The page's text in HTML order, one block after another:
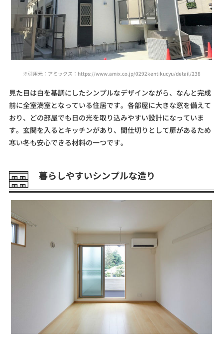
※引用元：アミックス：https://www.amix.co.jp/0292kentikucyu/detail/238
見た目は白を基調にしたシンプルなデザインながら、なんと完成
前に全室満室となっている住居です。各部屋に大きな窓を備えて
おり、どの部屋でも日の光を取り込みやすい設計になっていま
す。玄関を入るとキッチンがあり、間仕切りとして扉があるため
寒い冬も安心できる材料の一つです。
暮らしやすいシンプルな造り